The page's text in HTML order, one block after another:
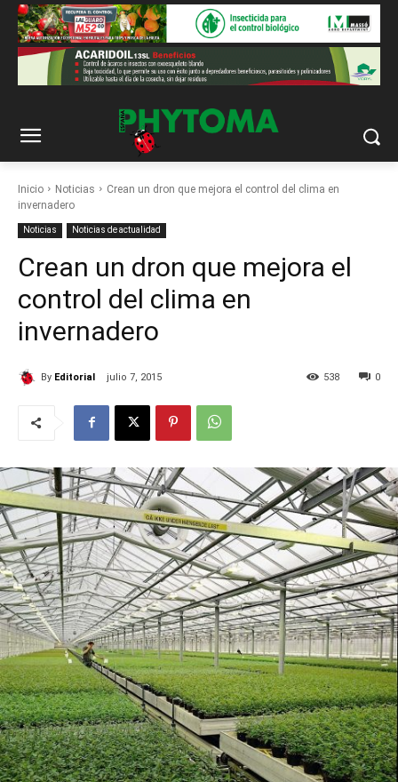
Inicio Noticias
Crean un dron que mejora el control del clima en
invernadero
Noticias Noticias de actualidad
Crean un dron que mejora el
control del clima en
invernadero
By Editorial julio 7, 2015 0
538